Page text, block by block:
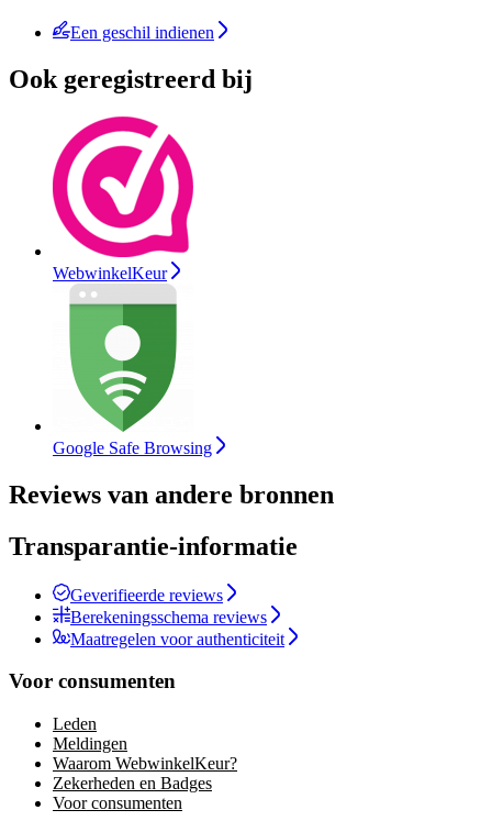
Een geschil indienen
Ook geregistreerd bij
WebwinkelKeur
Google Safe Browsing
Reviews van andere bronnen
Transparantie-informatie
Geverifieerde reviews
Berekeningsschema reviews
Maatregelen voor authenticiteit
Voor consumenten
Leden
Meldingen
Waarom WebwinkelKeur?
Zekerheden en Badges
Voor consumenten